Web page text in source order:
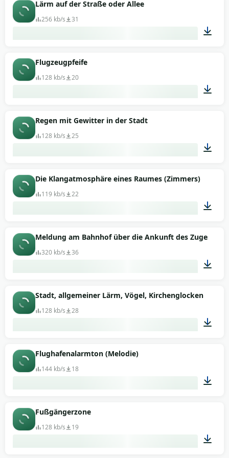
Lärm auf der Straße oder Allee
256 kb/s 31
Flugzeugpfeife
128 kb/s 20
Regen mit Gewitter in der Stadt
128 kb/s 25
01:03
Die Klangatmosphäre eines Raumes (Zimmers)
119 kb/s 22
00:34
Meldung am Bahnhof über die Ankunft des Zuges
320 kb/s 36
00:06
Stadt, allgemeiner Lärm, Vögel, Kirchenglocken
128 kb/s 28
Flughafenalarmton (Melodie)
144 kb/s 18
Fußgängerzone
128 kb/s 19